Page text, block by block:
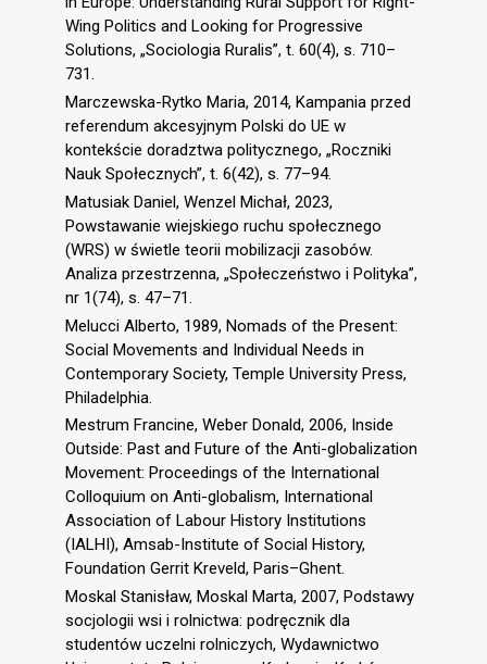
Wing Politics and Looking for Progressive
Solutions, „Sociologia Ruralis”, t. 60(4), s. 710–
731.
Marczewska-Rytko Maria, 2014, Kampania przed
referendum akcesyjnym Polski do UE w
kontekście doradztwa politycznego, „Roczniki
Nauk Społecznych”, t. 6(42), s. 77–94.
Matusiak Daniel, Wenzel Michał, 2023,
Powstawanie wiejskiego ruchu społecznego
(WRS) w świetle teorii mobilizacji zasobów.
Analiza przestrzenna, „Społeczeństwo i Polityka”,
nr 1(74), s. 47–71.
Melucci Alberto, 1989, Nomads of the Present:
Social Movements and Individual Needs in
Contemporary Society, Temple University Press,
Philadelphia.
Mestrum Francine, Weber Donald, 2006, Inside
Outside: Past and Future of the Anti-globalization
Movement: Proceedings of the International
Colloquium on Anti-globalism, International
Association of Labour History Institutions
(IALHI), Amsab-Institute of Social History,
Foundation Gerrit Kreveld, Paris–Ghent.
Moskal Stanisław, Moskal Marta, 2007, Podstawy
socjologii wsi i rolnictwa: podręcznik dla
studentów uczelni rolniczych, Wydawnictwo